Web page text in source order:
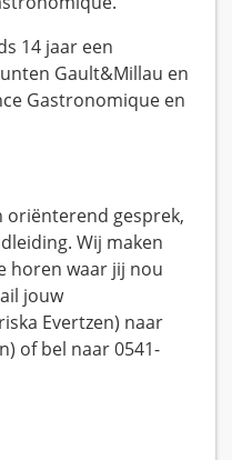
14 jaar een
Gault&Millau en
Gastronomique en
oriënterend gesprek,
Wij maken
horen waar jij nou
jouw
Evertzen) naar
of bel naar 0541-